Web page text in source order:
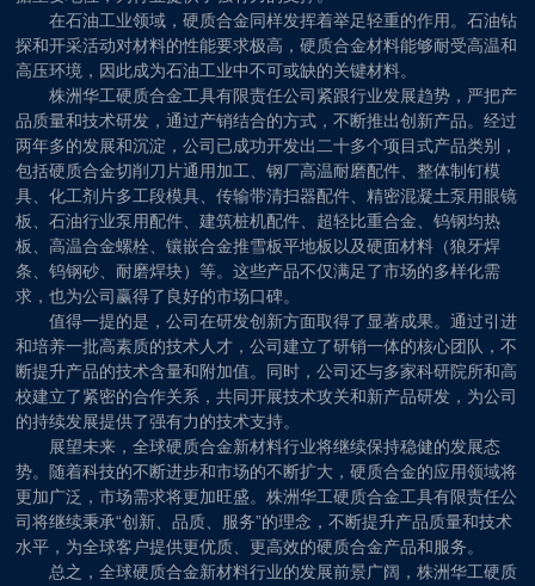
在石油工业领域，硬质合金同样发挥着举足轻重的作用。石油钻
探和开采活动对材料的性能要求极高，硬质合金材料能够耐受高温和
高压环境，因此成为石油工业中不可或缺的关键材料。
株洲华工硬质合金工具有限责任公司紧跟行业发展趋势，严把产
品质量和技术研发，通过产销结合的方式，不断推出创新产品。经过
两年多的发展和沉淀，公司已成功开发出二十多个项目式产品类别，
包括硬质合金切削刀片通用加工、钢厂高温耐磨配件、整体制钉模
具、化工剂片多工段模具、传输带清扫器配件、精密混凝土泵用眼镜
板、石油行业泵用配件、建筑桩机配件、超轻比重合金、钨钢均热
板、高温合金螺栓、镶嵌合金推雪板平地板以及硬面材料（狼牙焊
条、钨钢砂、耐磨焊块）等。这些产品不仅满足了市场的多样化需
求，也为公司赢得了良好的市场口碑。
值得一提的是，公司在研发创新方面取得了显著成果。通过引进
和培养一批高素质的技术人才，公司建立了研销一体的核心团队，不
断提升产品的技术含量和附加值。同时，公司还与多家科研院所和高
校建立了紧密的合作关系，共同开展技术攻关和新产品研发，为公司
的持续发展提供了强有力的技术支持。
展望未来，全球硬质合金新材料行业将继续保持稳健的发展态
势。随着科技的不断进步和市场的不断扩大，硬质合金的应用领域将
更加广泛，市场需求将更加旺盛。株洲华工硬质合金工具有限责任公
司将继续秉承“创新、品质、服务”的理念，不断提升产品质量和技术
水平，为全球客户提供更优质、更高效的硬质合金产品和服务。
总之，全球硬质合金新材料行业的发展前景广阔，株洲华工硬质